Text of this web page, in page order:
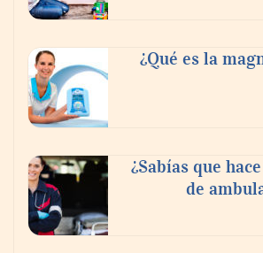
La luz roja, el nuevo aftersun,
recuperación de la piel
¿Qué es la
¿Sabías que
de